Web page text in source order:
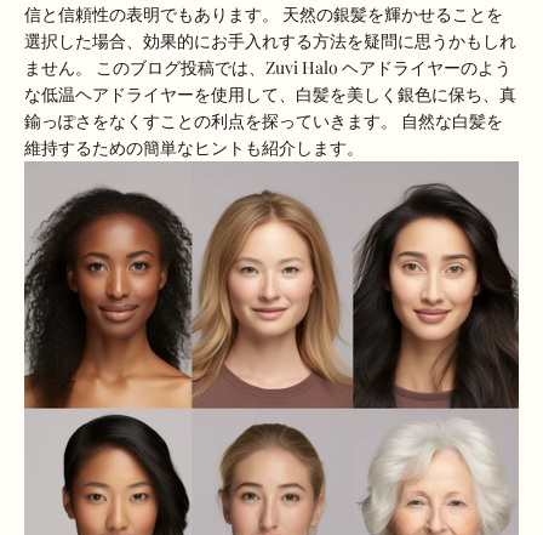
信と信頼性の表明でもあります。 天然の銀髪を輝かせることを
選択した場合、効果的にお手入れする方法を疑問に思うかもしれ
ません。 このブログ投稿では、Zuvi Halo ヘアドライヤーのよう
な低温ヘアドライヤーを使用して、白髪を美しく銀色に保ち、真
鍮っぽさをなくすことの利点を探っていきます。 自然な白髪を
維持するための簡単なヒントも紹介します。